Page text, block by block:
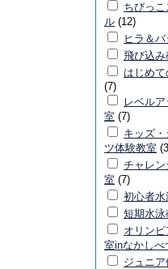
ちびっ
ル (12)
ヒラ＆
飛び込み
はじめ
(7)
レベル
室 (7)
キッズ
ツ体験教室
チャレ
室 (7)
初心者水
短期水泳
オリン
室inなかしべ
ジュニ